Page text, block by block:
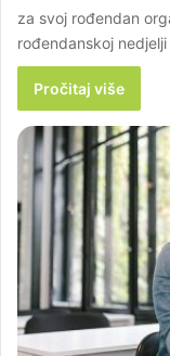
za svoj rođendan
rođendanskoj
Pročitaj više